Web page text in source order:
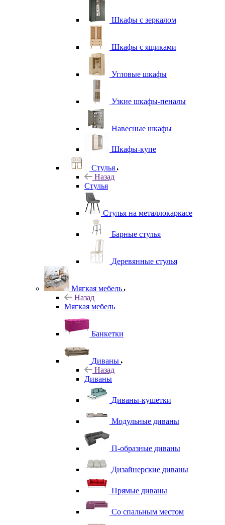
Шкафы с зеркалом
Шкафы с ящиками
Угловые шкафы
Узкие шкафы-пеналы
Навесные шкафы
Шкафы-купе
Стулья
Назад
Стулья
Стулья на металлокаркасе
Барные стулья
Деревянные стулья
Мягкая мебель
Назад
Мягкая мебель
Банкетки
Диваны
Назад
Диваны
Диваны-кушетки
Модульные диваны
П-образные диваны
Дизайнерские диваны
Прямые диваны
Со спальным местом